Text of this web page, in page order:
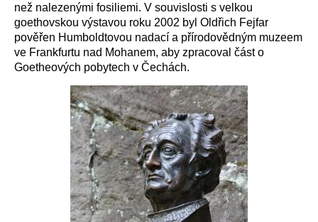
než nalezenými fosiliemi. V souvislosti s velkou
goethovskou výstavou roku 2002 byl Oldřich Fejfar
pověřen Humboldtovou nadací a přírodovědným muzeem
ve Frankfurtu nad Mohanem, aby zpracoval část o
Goetheových pobytech v Čechách.